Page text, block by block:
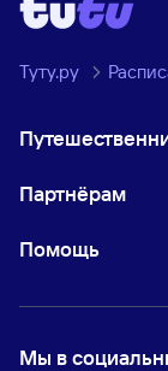
Туту.ру
Партнёрам
Помощь
Мы в